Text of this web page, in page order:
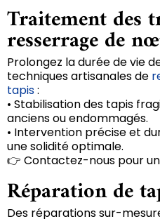
Traitement des
resserrage de
Prolongez la durée de vie
techniques artisanales de
tapis:
• Stabilisation des tapis
anciens ou endommagés.
• Intervention précise et
une solidité optimale.
👉 Contactez-nous pour
Réparation de
Des réparations sur-